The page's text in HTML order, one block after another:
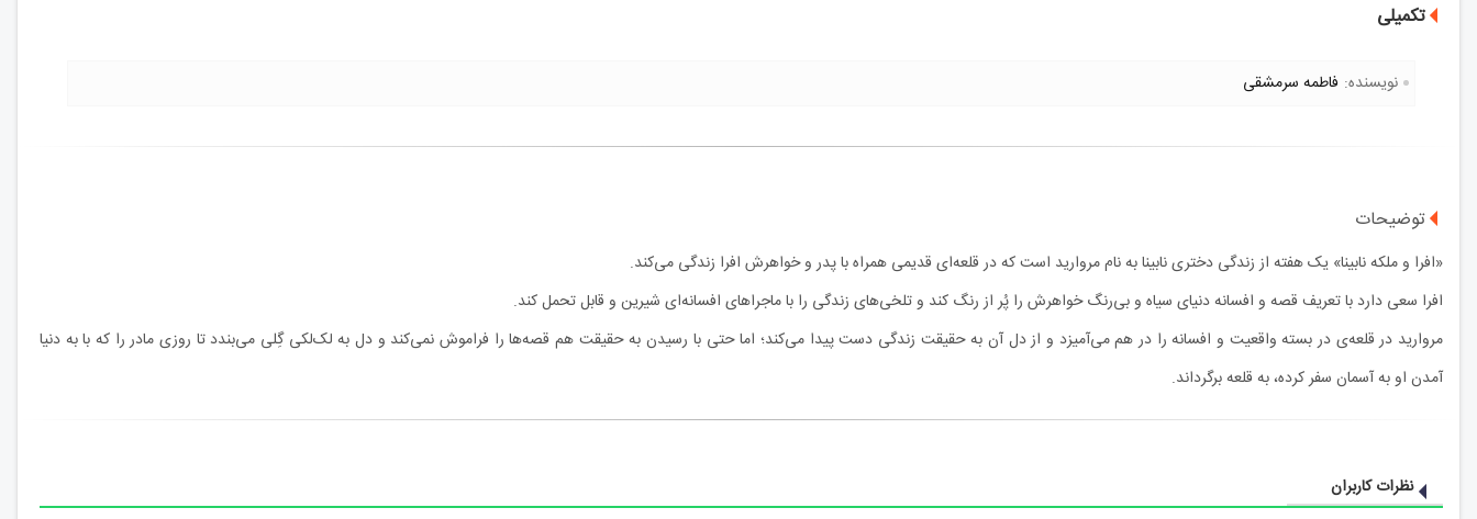
تکمیلی
نویسنده: فاطمه سرمشقی
توضیحات
«افرا و ملکه نابینا» یک هفته از زندگی دختری نابینا به نام مروارید است که در قلعه‌ای قدیمی همراه با پدر و خواهرش افرا زندگی می‌کند.
افرا سعی دارد با تعریف قصه و افسانه دنیای سیاه و بی‌رنگ خواهرش را پُر از رنگ کند و تلخی‌های زندگی را با ماجراهای افسانه‌ای شیرین و قابل تحمل کند.
مروارید در قلعه‌ی در بسته واقعیت و افسانه را در هم می‌آمیزد و از دل آن به حقیقت زندگی دست پیدا می‌کند؛ اما حتی با رسیدن به حقیقت هم قصه‌ها را فراموش نمی‌کند و دل به لک‌لکی گِلی می‌بندد تا روزی مادر را که با به دنیا
آمدن او به آسمان سفر کرده، به قلعه برگرداند.
نظرات کاربران